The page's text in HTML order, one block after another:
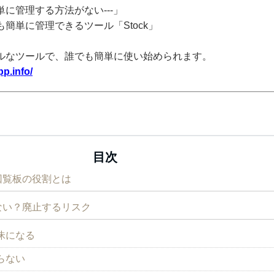
に管理する方法がない---」
単に管理できるツール「Stock」
なツールで、誰でも簡単に使い始められます。
目次
板の役割とは
？廃止するリスク
になる
ない